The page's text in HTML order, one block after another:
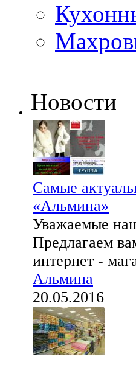
Новости
Самые
«Альмина»
Уважаемые
Предлагаем
интернет -
Альмина
20.05.2016